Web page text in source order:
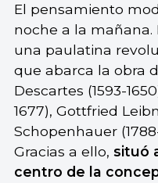
El pensamiento
noche a la mañana.
una paulatina
que abarca la obra
Descartes (1593-
1677), Gottfried
Schopenhauer
Gracias a ello, situó
centro de la